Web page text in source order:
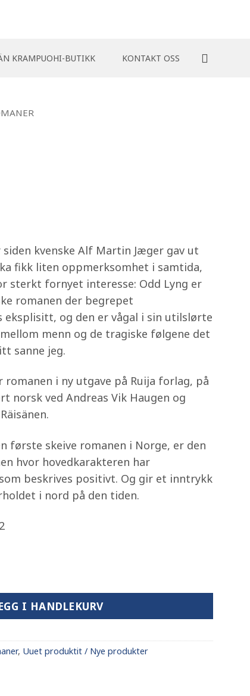
KRAMPUOHI-BUTIKK KONTAKT OSS
kvenske Alf Martin Jæger gav ut
fikk liten oppmerksomhet i samtida,
sterkt fornyet interesse: Odd Lyng er
romanen der begrepet
eksplisitt, og den er vågal i sin utilslørte
menn og de tragiske følgene det
sanne jeg.
i ny utgave på Ruija forlag, på
norsk ved Andreas Vik Haugen og
første skeive romanen i Norge, er den
hvor hovedkarakteren har
beskrives positivt. Og gir et inntrykk
i nord på den tiden.
I HANDLEKURV
, Uuet produktit / Nye produkter